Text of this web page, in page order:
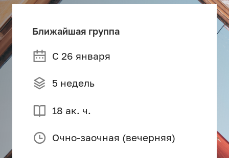
Ближайшая группа
С 26 января
5 недель
18 ак. ч.
Очно-заочная (вечерняя)